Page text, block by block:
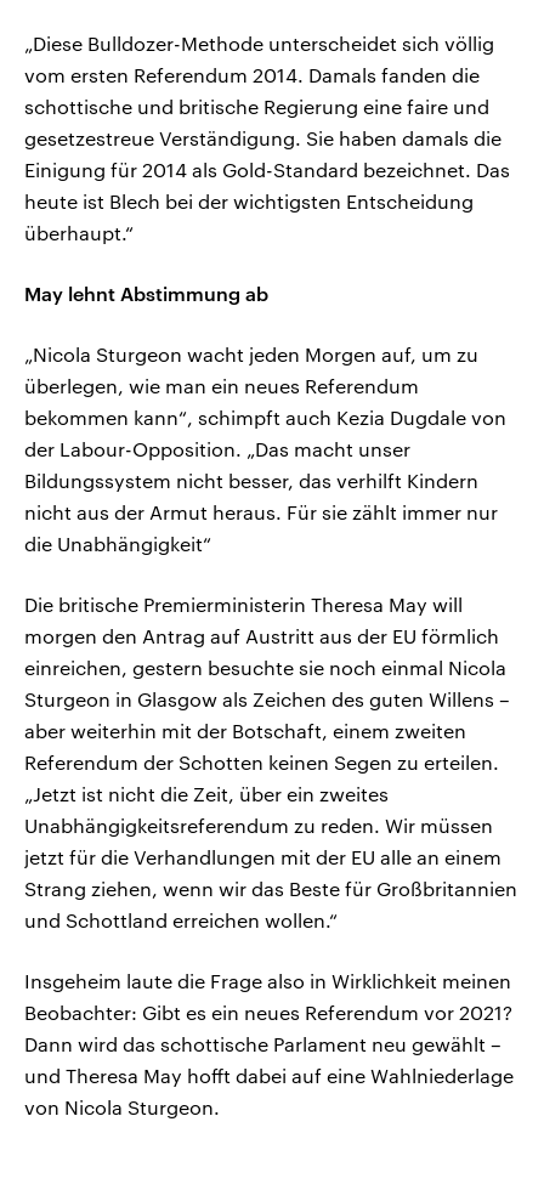
„Diese Bulldozer-Methode unterscheidet sich völlig
vom ersten Referendum 2014. Damals fanden die
schottische und britische Regierung eine faire und
gesetzestreue Verständigung. Sie haben damals die
Einigung für 2014 als Gold-Standard bezeichnet. Das
heute ist Blech bei der wichtigsten Entscheidung
überhaupt.“
May lehnt Abstimmung ab
„Nicola Sturgeon wacht jeden Morgen auf, um zu
überlegen, wie man ein neues Referendum
bekommen kann“, schimpft auch Kezia Dugdale von
der Labour-Opposition. „Das macht unser
Bildungssystem nicht besser, das verhilft Kindern
nicht aus der Armut heraus. Für sie zählt immer nur
die Unabhängigkeit“
Die britische Premierministerin Theresa May will
morgen den Antrag auf Austritt aus der EU förmlich
einreichen, gestern besuchte sie noch einmal Nicola
Sturgeon in Glasgow als Zeichen des guten Willens –
aber weiterhin mit der Botschaft, einem zweiten
Referendum der Schotten keinen Segen zu erteilen.
„Jetzt ist nicht die Zeit, über ein zweites
Unabhängigkeitsreferendum zu reden. Wir müssen
jetzt für die Verhandlungen mit der EU alle an einem
Strang ziehen, wenn wir das Beste für Großbritannien
und Schottland erreichen wollen.“
Insgeheim laute die Frage also in Wirklichkeit meinen
Beobachter: Gibt es ein neues Referendum vor 2021?
Dann wird das schottische Parlament neu gewählt –
und Theresa May hofft dabei auf eine Wahlniederlage
von Nicola Sturgeon.